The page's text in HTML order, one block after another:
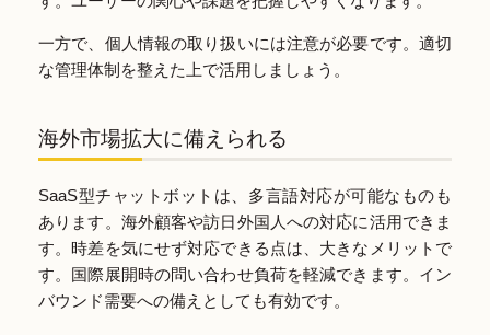
一方で、個人情報の取り扱いには注意が必要です。適切
な管理体制を整えた上で活用しましょう。
海外市場拡大に備えられる
SaaS型チャットボットは、多言語対応が可能なものも
あります。海外顧客や訪日外国人への対応に活用できま
す。時差を気にせず対応できる点は、大きなメリットで
す。国際展開時の問い合わせ負荷を軽減できます。イン
バウンド需要への備えとしても有効です。